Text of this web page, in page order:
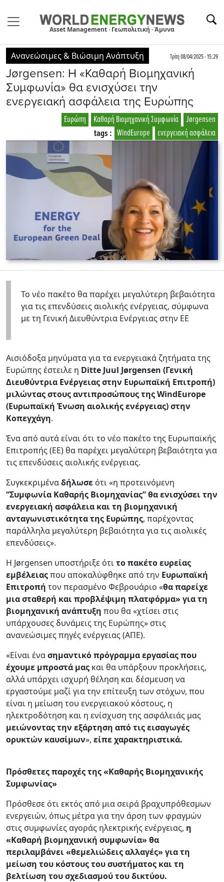
Asset Management · Γεωπολιτική · Άμυνα
Ανανεώσιμες & Βιώσιμη Ανάπτυξη Τρίτη 08/04/2025 - 15:29
Jørgensen: Η «Καθαρή Βιομηχανική
Συμφωνία» θα ενισχύσει την
ενεργειακή ασφάλεια της Ευρώπης
Jørgensen
Καθαρή Βιομηχανική Συμφωνία
Ευρώπη
ενεργειακή ασφάλεια
WindEurope
tags :
Το νέο πακέτο θα παρέχει μεγαλύτερη βεβαιότητα
για τις επενδύσεις αιολικής ενέργειας, σύμφωνα
με τη Γενική Διευθύντρια Ενέργειας στην ΕΕ
Αισιόδοξα μηνύματα για τα ενεργειακά ζητήματα της
Ευρώπης έστειλε η Ditte Juul Jørgensen (Γενική
Διευθύντρια Ενέργειας στην Ευρωπαϊκή Επιτροπή)
μιλώνταςστους αντιπροσώπους της WindEurope
(Ευρωπαϊκή Ένωση αιολικής ενέργειας) στην
Κοπεγχάγη.
Ένα από αυτά είναι ότι το νέο πακέτο της Ευρωπαϊκής
Επιτροπής (ΕΕ) θα παρέχει μεγαλύτερη βεβαιότητα για
τις επενδύσεις αιολικής ενέργειας.
Συγκεκριμέναδήλωσε ότι «η προτεινόμενη
“Συμφωνία Καθαρής Βιομηχανίας”θα ενισχύσει την
ενεργειακή ασφάλεια και τη βιομηχανική
ανταγωνιστικότητα της Ευρώπης, παρέχοντας
παράλληλα μεγαλύτερη βεβαιότητα για τις αιολικές
επενδύσεις».
Η Jørgensen υποστήριξε ότιτο πακέτο ευρείας
εμβέλειαςπου αποκαλύφθηκε από την Ευρωπαϊκή
Επιτροπή τον περασμένο Φεβρουάριο «θα παρείχε
μια σταθερή και προβλέψιμη πλατφόρμα» για τη
βιομηχανική ανάπτυξη που θα «χτίσει στις
υπάρχουσες δυνάμεις της Ευρώπης» στις
ανανεώσιμες πηγές ενέργειας (ΑΠΕ).
«Είναι ένασημαντικό πρόγραμμα εργασίας που
έχουμε μπροστά μας και θα υπάρξουν προκλήσεις,
αλλά υπάρχει ισχυρή θέληση και δέσμευση να
εργαστούμε μαζί για την επίτευξη των στόχων, που
είναι η μείωση του ενεργειακού κόστους, η
ηλεκτροδότηση και η ενίσχυση της ασφάλειάς μας
μειώνοντας την εξάρτηση από τις εισαγωγές
ορυκτών καυσίμων», είπε χαρακτηριστικά.
Πρόσθετες παροχές της «Καθαρής Βιομηχανικής
Συμφωνίας»
Πρόσθεσε ότι εκτός από μια σειρά βραχυπρόθεσμων
ενεργειών, όπως μέτρα για την άρση των φραγμών
στις συμφωνίες αγοράς ηλεκτρικής ενέργειας, η
«Καθαρή βιομηχανική συμφωνία» θα
περιλαμβάνει «θεμελιώδεις αλλαγές» για τη
μείωση του κόστους του συστήματος και τη
βελτίωση του σχεδιασμού του δικτύου.